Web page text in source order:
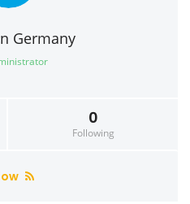
Germany
0
Following